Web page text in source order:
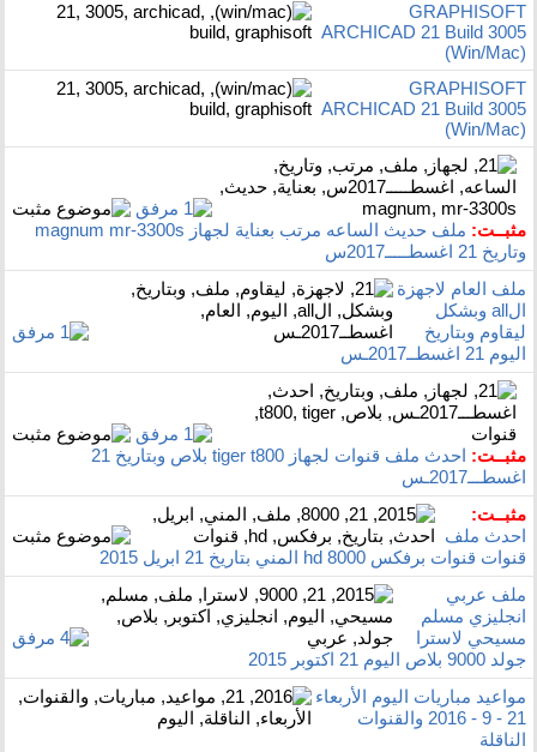
GRAPHISOFT
ARCHICAD 21 Build 3005
(Win/Mac)
GRAPHISOFT
ARCHICAD 21 Build 3005
(Win/Mac)
مثبــت:
ملف حديث الساعه مرتب بعناية لجهاز magnum mr-3300s
وتاريخ 21 اغسطـــــ2017س
ملف العام لاجهزة
الall وبشكل
ليقاوم وبتاريخ
اليوم 21 اغسطــ2017ـس
مثبــت:
احدث ملف قنوات لجهاز tiger t800 بلاص وبتاريخ 21
اغسطـــ2017ـس
مثبــت:
احدث ملف
قنوات قنوات برفكس 8000 hd المني بتاريخ 21 ابريل 2015
ملف عربي
انجليزي مسلم
مسيحي لاسترا
جولد 9000 بلاص اليوم 21 اكتوبر 2015
مواعيد مباريات اليوم الأربعاء
21 - 9 - 2016 والقنوات
الناقلة